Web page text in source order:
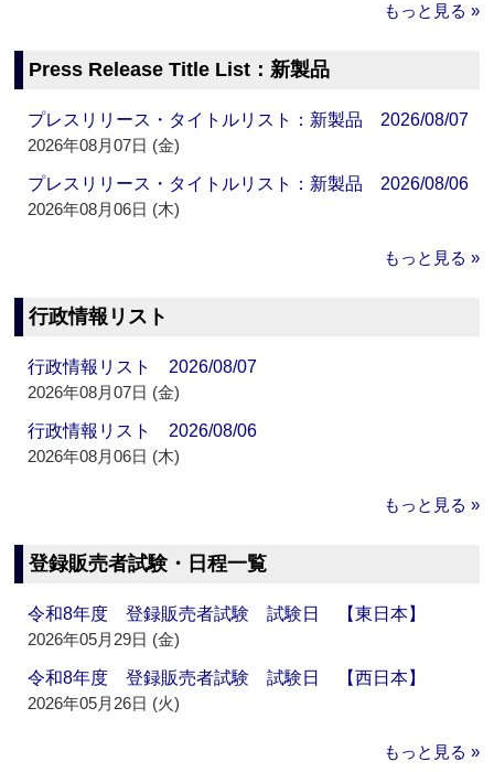
もっと見る »
Press Release Title List：新製品
プレスリリース・タイトルリスト：新製品 2026/08/07
2026年08月07日 (金)
プレスリリース・タイトルリスト：新製品 2026/08/06
2026年08月06日 (木)
もっと見る »
行政情報リスト
行政情報リスト 2026/08/07
2026年08月07日 (金)
行政情報リスト 2026/08/06
2026年08月06日 (木)
もっと見る »
登録販売者試験・日程一覧
令和8年度 登録販売者試験 試験日 【東日本】
2026年05月29日 (金)
令和8年度 登録販売者試験 試験日 【西日本】
2026年05月26日 (火)
もっと見る »